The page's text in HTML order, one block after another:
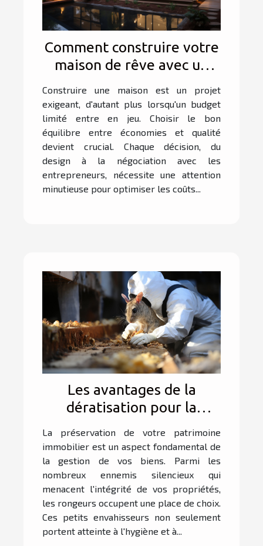
Comment construire votre
maison de rêve avec un
Construire une maison est un projet
exigeant, d'autant plus lorsqu'un budget
limité entre en jeu. Choisir le bon
équilibre entre économies et qualité
devient crucial. Chaque décision, du
design à la négociation avec les
entrepreneurs, nécessite une attention
minutieuse pour optimiser les coûts...
Les avantages de la
dératisation pour la
préservation de votre
patrimoine immobilier
La préservation de votre patrimoine
immobilier est un aspect fondamental de
la gestion de vos biens. Parmi les
nombreux ennemis silencieux qui
menacent l'intégrité de vos propriétés,
les rongeurs occupent une place de choix.
Ces petits envahisseurs non seulement
portent atteinte à l'hygiène et à...